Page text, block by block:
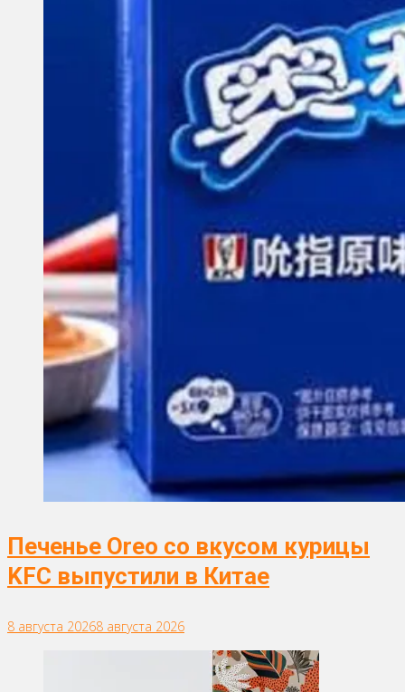
Печенье Oreo со вкусом курицы
KFC выпустили в Китае
8 августа 20268 августа 2026